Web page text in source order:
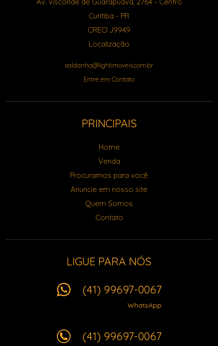
Curitiba - PR
CRECI J9949
Localização
saldanha@lightimoveis.com.br
Entre em Contato
PRINCIPAIS
Home
Venda
Procuramos para você
Anuncie em nosso site
Quem Somos
Contato
LIGUE PARA NÓS
(41) 99697-0067
WhatsApp
(41) 99697-0067